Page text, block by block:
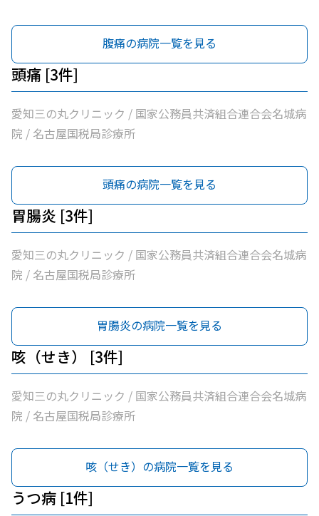
腹痛の病院一覧を見る
頭痛 [3件]
愛知三の丸クリニック / 国家公務員共済組合連合会名城病
院 / 名古屋国税局診療所
頭痛の病院一覧を見る
胃腸炎 [3件]
愛知三の丸クリニック / 国家公務員共済組合連合会名城病
院 / 名古屋国税局診療所
胃腸炎の病院一覧を見る
咳（せき） [3件]
愛知三の丸クリニック / 国家公務員共済組合連合会名城病
院 / 名古屋国税局診療所
咳（せき）の病院一覧を見る
うつ病 [1件]